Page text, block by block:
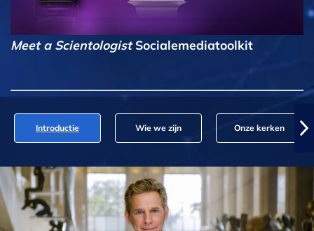
Meet a ScientologistSocialemediatoolkit
Introductie Wie we zijn Onze kerken